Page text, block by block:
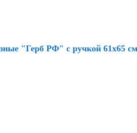
"Герб РФ" с ручкой 61х65 см